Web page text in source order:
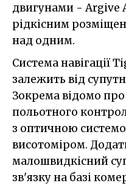
двигунами - Argive
рідкісним
над одним.
Система навігації
залежить від
Зокрема відомо
польотного
з оптичною
висотоміром.
малошвидкісний
зв'язку на базі